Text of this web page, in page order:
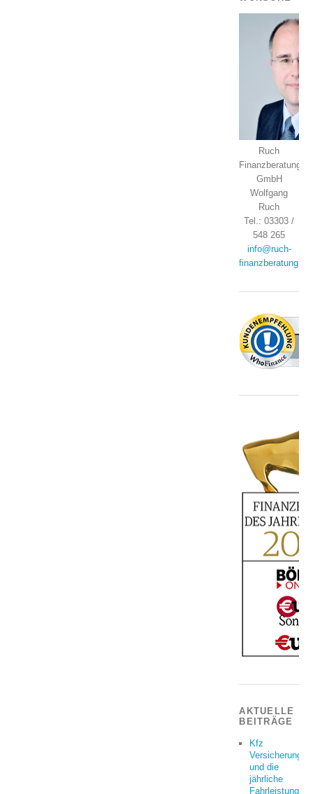
Ruch
Finanzberatung
GmbH
Wolfgang
Ruch
Tel.: 03303 /
548 265
info@ruch-
finanzberatung.de
AKTUELLE
BEITRÄGE
Kfz
Versicherung
und die
jährliche
Fahrleistung